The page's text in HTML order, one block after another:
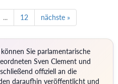
... 12 nächste »
Sie parlamentarische
Sven Clement und
offiziell an die
daraufhin veröffentlicht und